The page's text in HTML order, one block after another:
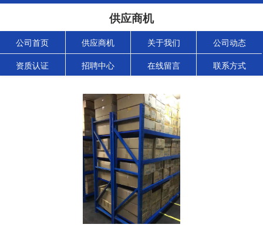
供应商机
公司首页 供应商机 关于我们 公司动态
资质认证 招聘中心 在线留言 联系方式